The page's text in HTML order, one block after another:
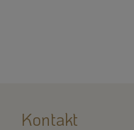
Kontakt